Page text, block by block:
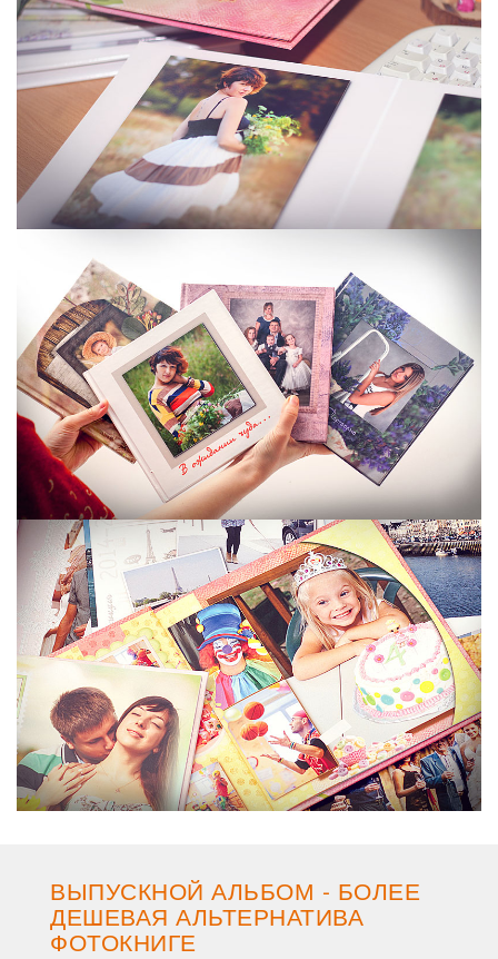
ВЫПУСКНОЙ АЛЬБОМ - БОЛЕЕ
ДЕШЕВАЯ АЛЬТЕРНАТИВА
ФОТОКНИГЕ